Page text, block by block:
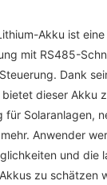
Akku ist
mit RS485-
Dank
dieser Akku
für Solaranlagen,
Anwender
und die
zu schätzen